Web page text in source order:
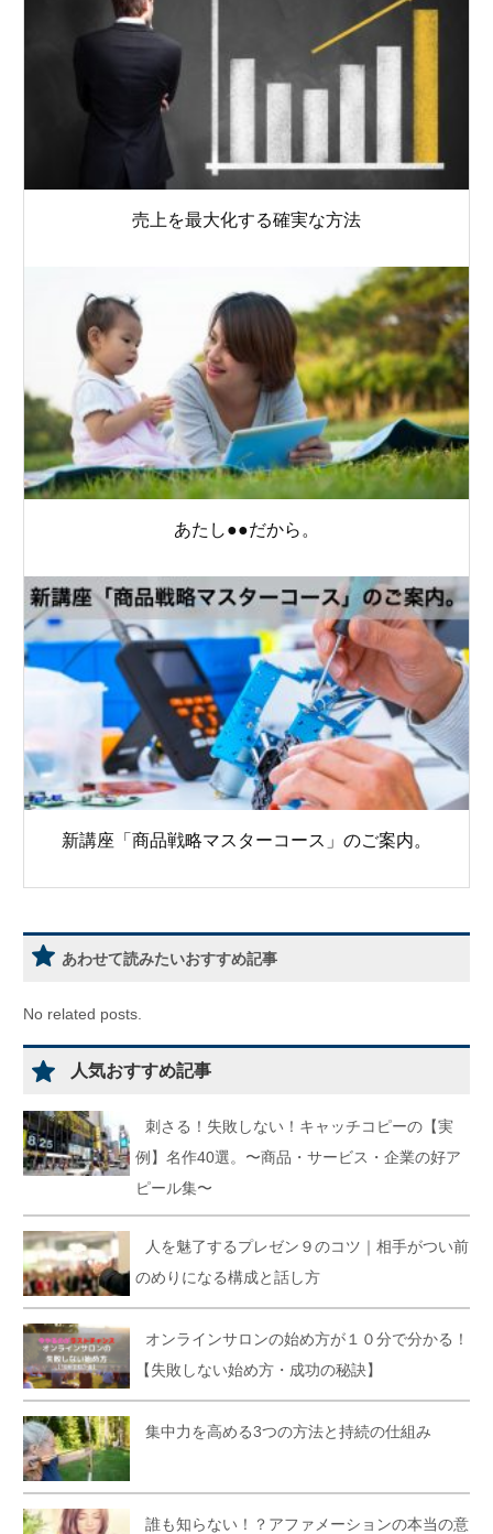
売上を最大化する確実な方法
あたし●●だから。
新講座「商品戦略マスターコース」のご案内。
あわせて読みたいおすすめ記事
No related posts.
人気おすすめ記事
刺さる！失敗しない！キャッチコピーの【実
例】名作40選。〜商品・サービス・企業の好ア
ピール集〜
人を魅了するプレゼン９のコツ｜相手がつい前
のめりになる構成と話し方
オンラインサロンの始め方が１０分で分かる！
【失敗しない始め方・成功の秘訣】
集中力を高める3つの方法と持続の仕組み
誰も知らない！？アファメーションの本当の意